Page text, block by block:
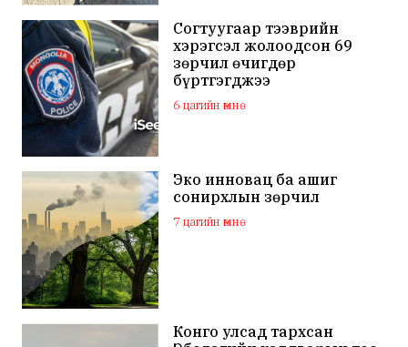
Согтуугаар тээврийн
хэрэгсэл жолоодсон 69
зөрчил өчигдөр
бүртгэгджээ
6 цагийн өмнө
Эко инновац ба ашиг
сонирхлын зөрчил
7 цагийн өмнө
Конго улсад тархсан